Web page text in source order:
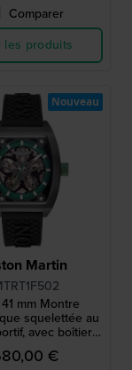
Comparer
les produits
Martin
mm Montre
squelettée au
avec boîtier
en titane
€
Nouveau